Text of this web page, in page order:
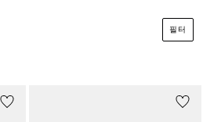
필터